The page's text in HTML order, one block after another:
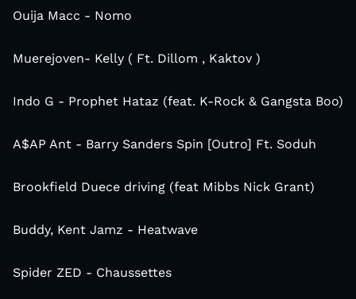
Ouija Macc - Nomo
Muerejoven- Kelly ( Ft. Dillom , Kaktov )
Indo G - Prophet Hataz (feat. K-Rock & Gangsta Boo)
A$AP Ant - Barry Sanders Spin [Outro] Ft. Soduh
Brookfield Duece driving (feat Mibbs Nick Grant)
Buddy, Kent Jamz - Heatwave
Spider ZED - Chaussettes